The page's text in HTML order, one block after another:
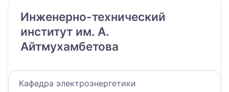
Инженерно-технический
институт им. А.
Айтмухамбетова
Кафедра электроэнергетики